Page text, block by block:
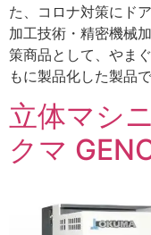
た、コロナ対策にド
加工技術・精密機械
策商品として、やま
もに製品化した製品で
立体マシ
クマ